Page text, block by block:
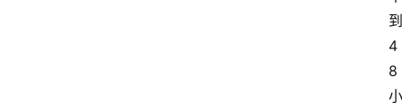
到
4
8
小